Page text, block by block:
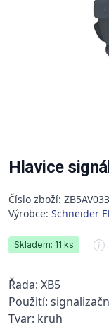
Hlavice
Číslo zboží: ZB5AV033
Výrobce: Schneider
Skladem: 11 ks
Řada: XB5
Použití:
Tvar: kruh